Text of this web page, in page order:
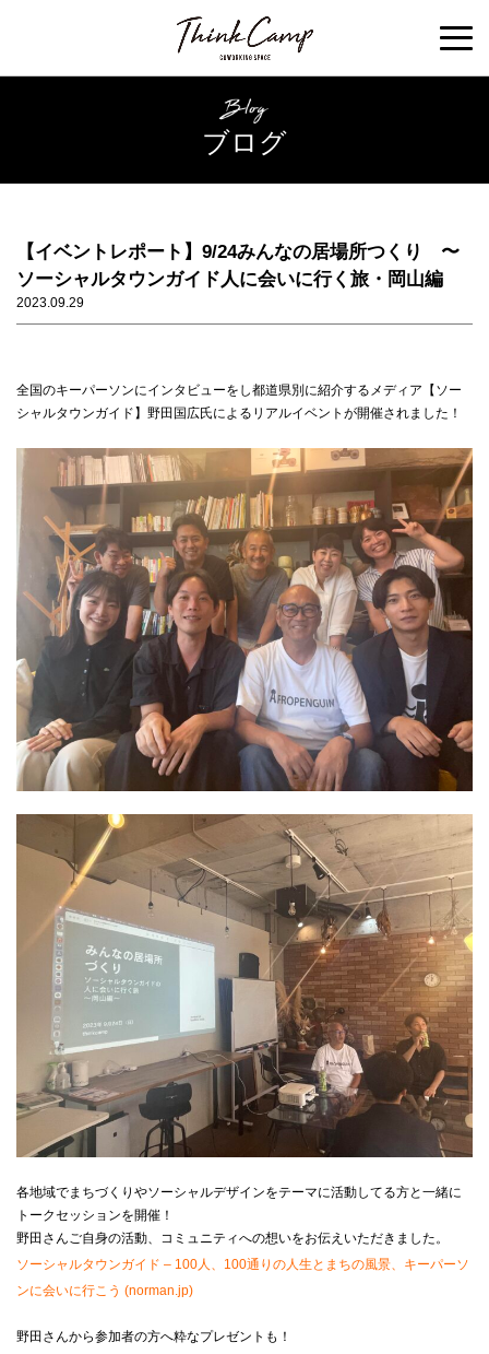
ブログ
【イベントレポート】9/24みんなの居場所つくり 〜
ソーシャルタウンガイド人に会いに行く旅・岡山編
2023.09.29
全国のキーパーソンにインタビューをし都道県別に紹介するメディア【ソー
シャルタウンガイド】野田国広氏によるリアルイベントが開催されました！
各地域でまちづくりやソーシャルデザインをテーマに活動してる方と一緒に
トークセッションを開催！
野田さんご自身の活動、コミュニティへの想いをお伝えいただきました。
ソーシャルタウンガイド – 100人、100通りの人生とまちの風景、キーパーソ
ンに会いに行こう (norman.jp)
野田さんから参加者の方へ粋なプレゼントも！